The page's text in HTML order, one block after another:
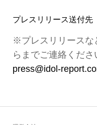
プレスリリース送付先
※プレスリリースな
らまでご連絡くださ
press@idol-